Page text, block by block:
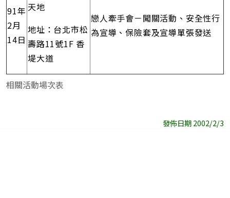
相關活動場次表
91年
2月
14日
天地
地址：台北市松
壽路11號1F 香
堤大道
戀人牽手會－闖關活動、安全性行
為宣導、保險套及宣導單張發送
發佈日期 2002/2/3